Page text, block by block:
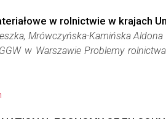
w rolnictwie w krajach
Mrówczyńska-Kamińska Aldona
w Warszawie Problemy